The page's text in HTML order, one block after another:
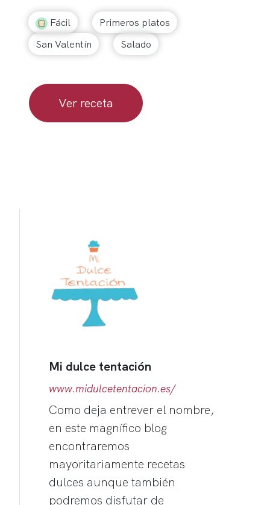
Fácil
Primeros platos
San Valentín
Salado
Ver receta
Mi dulce tentación
www.midulcetentacion.es/
Como deja entrever el nombre,
en este magnífico blog
encontraremos
mayoritariamente recetas
dulces aunque también
podremos disfutar de